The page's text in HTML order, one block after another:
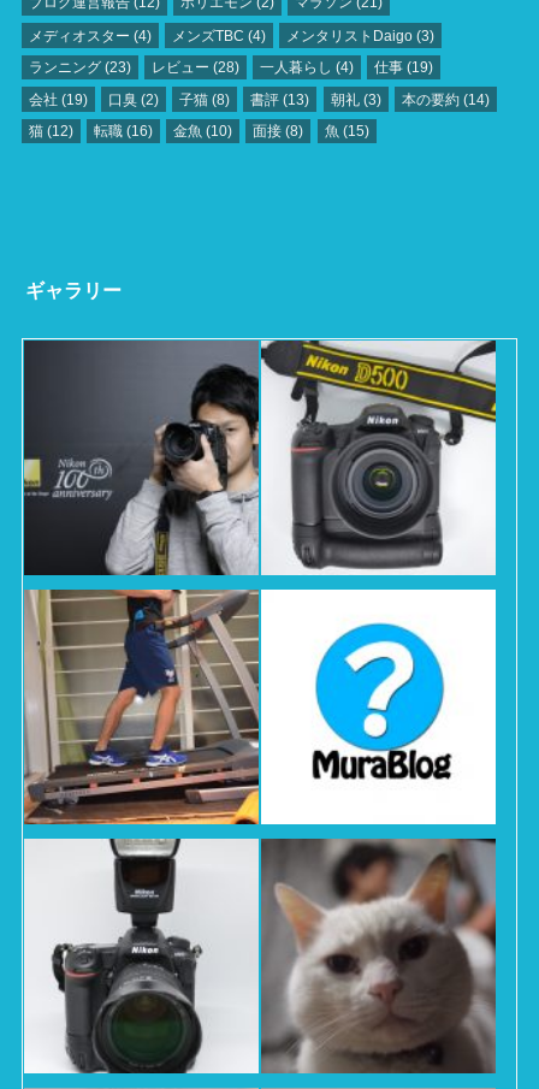
メディオスター (4) メンズTBC (4) メンタリストDaigo (3)
ランニング(23) レビュー (28) 一人暮らし (4) 仕事 (19)
会社 (19) 口臭 (2) 子猫 (8) 書評 (13) 朝礼(3) 本の要約(14)
猫(12) 転職 (16) 金魚 (10) 面接 (8) 魚 (15)
ギャラリー